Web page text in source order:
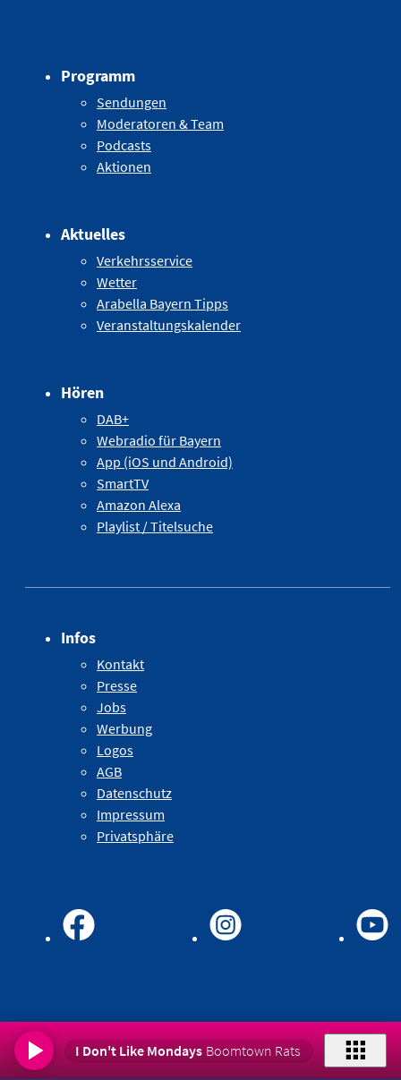
Programm
Sendungen
Moderatoren & Team
Podcasts
Aktionen
Aktuelles
Verkehrsservice
Wetter
Arabella Bayern Tipps
Veranstaltungskalender
Hören
DAB+
Webradio für Bayern
App (iOS und Android)
SmartTV
Amazon Alexa
Playlist / Titelsuche
Infos
Kontakt
Presse
Jobs
Werbung
Logos
AGB
Datenschutz
Impressum
Privatsphäre
I Don't Like Mondays Boomtown Rats